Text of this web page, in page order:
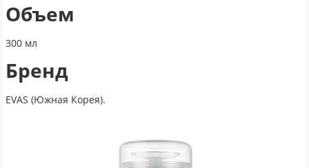
Объем
300 мл
Бренд
EVAS (Южная Корея).